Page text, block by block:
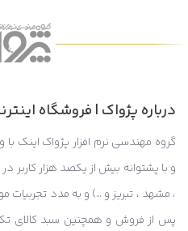
درباره پژواک | فروشگاه
گروه مهندسی نرم افزار پژواک اینک
و با پشتوانه بیش از یکصد هزار کاربر
، مشهد ، تبریز و …) و به مدد تجربیات
پس از فروش و همچنین سبد کالای